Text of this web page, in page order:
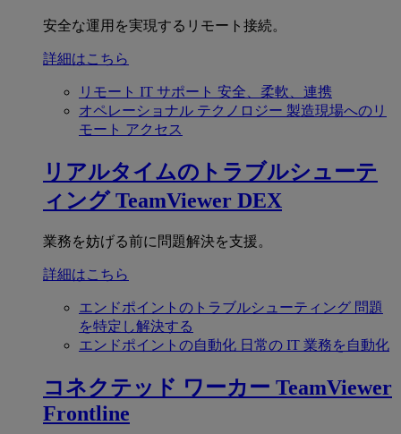
安全な運用を実現するリモート接続。
詳細はこちら
リモート IT サポート 安全、柔軟、連携
オペレーショナル テクノロジー 製造現場へのリ
モート アクセス
リアルタイムのトラブルシューテ
ィング TeamViewer DEX
業務を妨げる前に問題解決を支援。
詳細はこちら
エンドポイントのトラブルシューティング 問題
を特定し解決する
エンドポイントの自動化 日常の IT 業務を自動化
コネクテッド ワーカー TeamViewer
Frontline